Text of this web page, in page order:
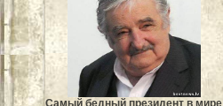
Самый бедный президент в мире